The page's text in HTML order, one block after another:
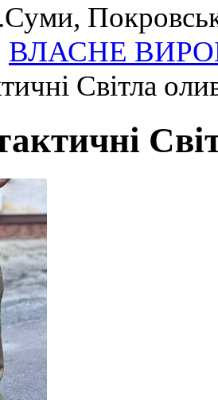
ВЛАСНЕ
Світла